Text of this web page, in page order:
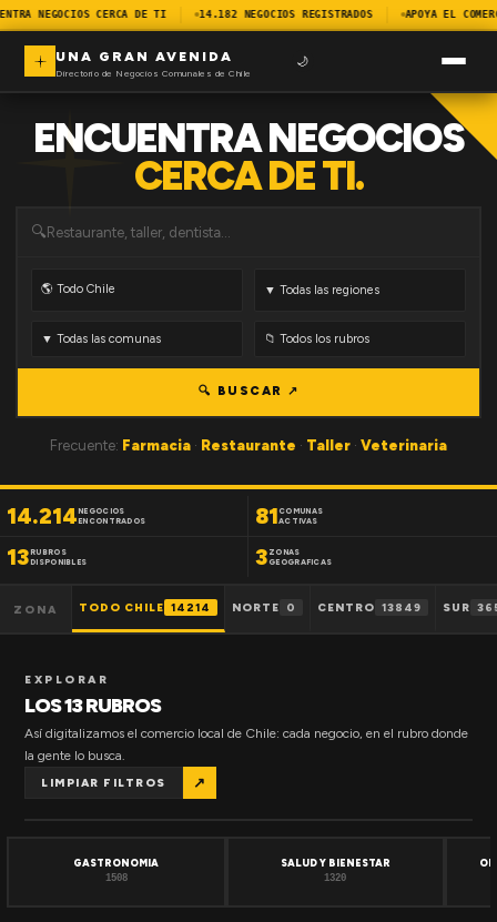
NEGOCIOS CERCA DE TI 14.182 NEGOCIOS REGISTRADOS APOYA EL
UNA GRAN AVENIDA
Directorio de Negocios Comunales de Chile
🌙
ENCUENTRA NEGOCIOS
CERCA DE TI.
🔍
🔍 BUSCAR ↗
Frecuente: Farmacia · Restaurante · Taller · Veterinaria
14.214NEGOCIOS
ENCONTRADOS
81 COMUNAS
ACTIVAS
13RUBROS
DISPONIBLES
3 ZONAS
GEOGRAFICAS
ZONA TODO CHILE 14214 NORTE 0 CENTRO 13849 SUR
EXPLORAR
LOS 13 RUBROS
Así digitalizamos el comercio local de Chile: cada negocio, en el rubro donde
la gente lo busca.
LIMPIAR FILTROS ↗
GASTRONOMIA
1508
SALUD Y BIENESTAR
1320